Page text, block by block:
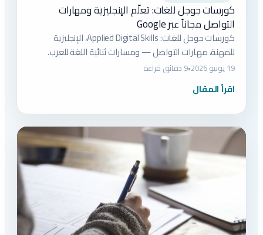
كورسات جوجل للغات: تعلّم الإنجليزية ومهارات
التواصل مجاناً عبر Google
كورسات جوجل للغات: Applied Digital Skills، الإنجليزية
للمهنة، مهارات التواصل — ومسارات ثنائية اللغة للعرب.
19 يونيو 2026 •9 دقائق قراءة
اقرأ المقال